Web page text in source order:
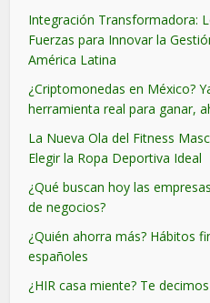
Integración Transformadora:
Fuerzas para Innovar la
América Latina
¿Criptomonedas en México?
herramienta real para ganar,
La Nueva Ola del Fitness
Elegir la Ropa Deportiva Ideal
¿Qué buscan hoy las
de negocios?
¿Quién ahorra más? Hábitos
españoles
¿HIR casa miente? Te